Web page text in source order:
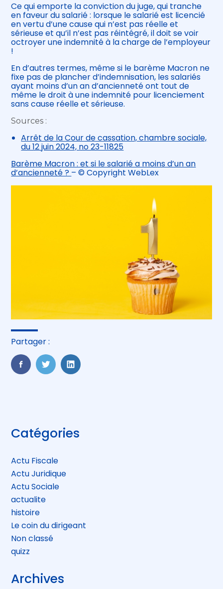
Ce qui emporte la conviction du juge, qui tranche
en faveur du salarié : lorsque le salarié est licencié
en vertu d’une cause qui n’est pas réelle et
sérieuse et qu’il n’est pas réintégré, il doit se voir
octroyer une indemnité à la charge de l’employeur
!
En d’autres termes, même si le barème Macron ne
fixe pas de plancher d’indemnisation, les salariés
ayant moins d’un an d’ancienneté ont tout de
même le droit à une indemnité pour licenciement
sans cause réelle et sérieuse.
Sources :
Arrêt de la Cour de cassation, chambre sociale,
du 12 juin 2024, no 23-11825
Barème Macron : et si le salarié a moins d’un an
d’ancienneté ? – © Copyright WebLex
Partager :
FaceBook
TwitterLinkedIn
Blog
sidebar
Catégories
Actu Fiscale
Actu Juridique
Actu Sociale
actualite
histoire
Le coin du dirigeant
Non classé
quizz
Archives